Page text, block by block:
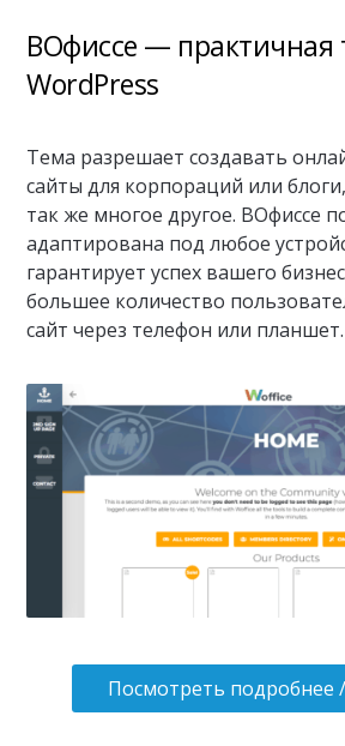
ВОфиссе — практичная
WordPress
Тема разрешает создавать
сайты для корпораций или
так же многое другое. ВОфиссе
адаптирована под любое
гарантирует успех вашего
большее количество
сайт через телефон или планшет.
Посмотреть подробнее